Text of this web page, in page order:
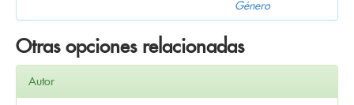
Género
Otras opciones relacionadas
Autor